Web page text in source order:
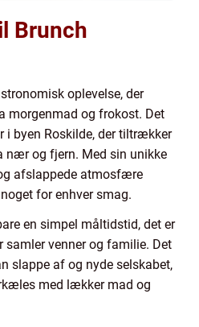
Brunch
oplevelse, der
morgenmad og frokost. Det
i byen Roskilde, der tiltrækker
nær og fjern. Med sin unikke
afslappede atmosfære
for enhver smag.
en simpel måltidstid, det er
samler venner og familie. Det
slappe af og nyde selskabet,
med lækker mad og